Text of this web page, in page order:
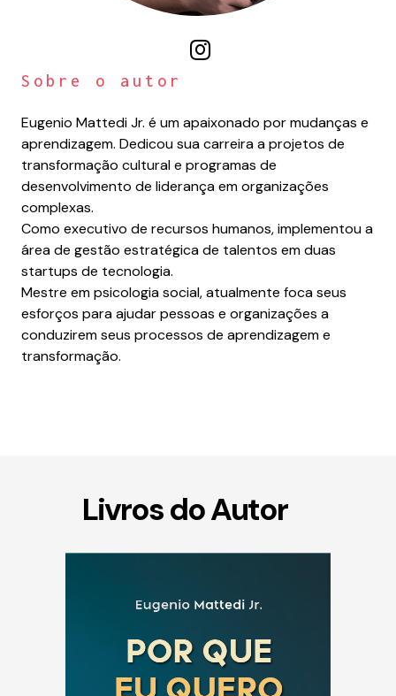
Sobre o autor
Eugenio Mattedi Jr. é um apaixonado por mudanças e
aprendizagem. Dedicou sua carreira a projetos de
transformação cultural e programas de
desenvolvimento de liderança em organizações
complexas.
Como executivo de recursos humanos, implementou a
área de gestão estratégica de talentos em duas
startups de tecnologia.
Mestre em psicologia social, atualmente foca seus
esforços para ajudar pessoas e organizações a
conduzirem seus processos de aprendizagem e
transformação.
Livros do Autor